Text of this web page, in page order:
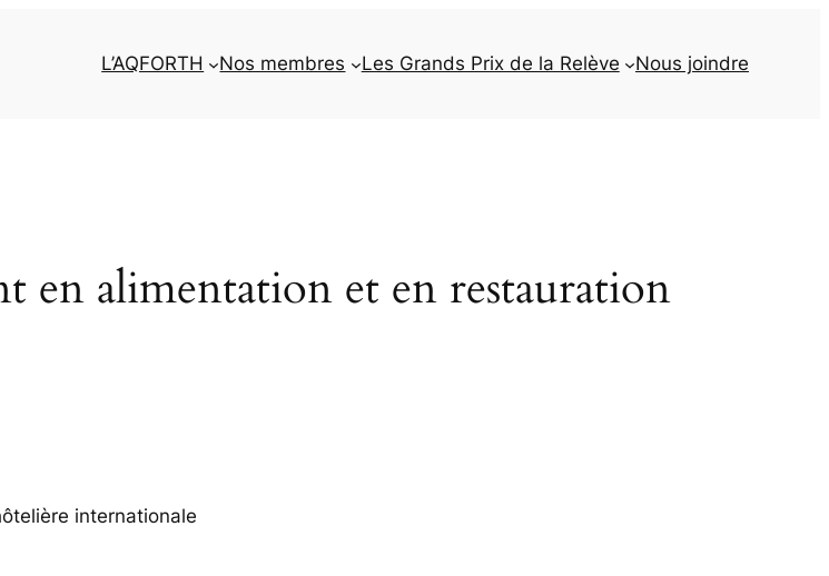
L’AQFORTH Nos membres Les Grands Prix de la Relève Nous joindre
en alimentation et en restauration
internationale